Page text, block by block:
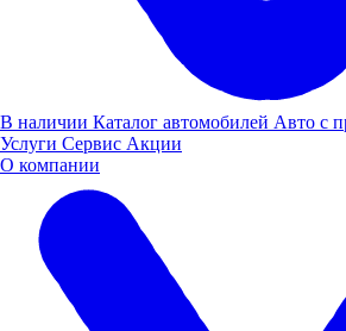
В наличии Каталог автомобилей Авто с
Услуги Сервис Акции
О компании